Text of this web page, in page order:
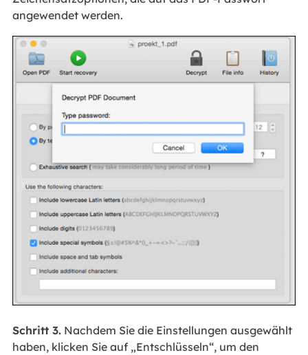
angewendet werden.
Schritt 3.Nachdem Sie die Einstellungen ausgewählt
haben, klicken Sie auf „Entschlüsseln“, um den